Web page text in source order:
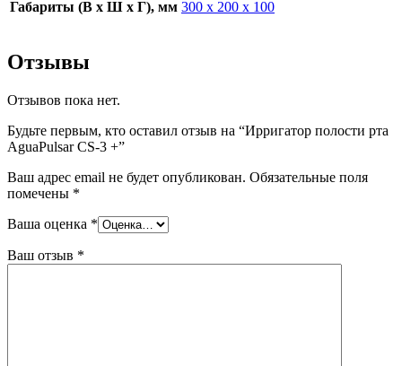
Габариты (В х Ш х Г), мм 300 х 200 х 100
Отзывы
Отзывов пока нет.
Будьте первым, кто оставил отзыв на “Ирригатор полости рта
AguaPulsar CS-3 +”
Ваш адрес email не будет опубликован. Обязательные поля
помечены *
Ваша оценка *
Ваш отзыв *